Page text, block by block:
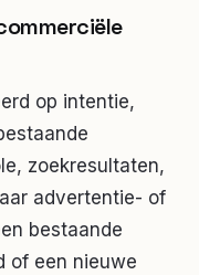
op intentie,
zoekresultaten,
advertentie- of
bestaande
of een nieuwe